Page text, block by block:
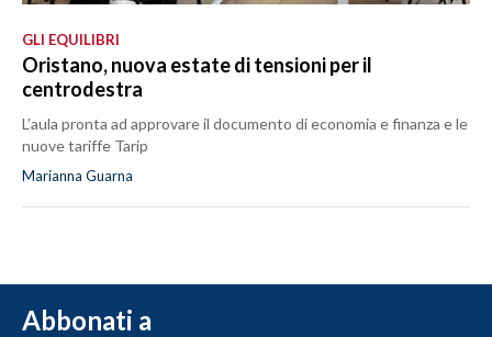
GLI EQUILIBRI
Oristano, nuova estate di tensioni per il
centrodestra
L’aula pronta ad approvare il documento di economia e finanza e le
nuove tariffe Tarip
Marianna Guarna
Abbonati a